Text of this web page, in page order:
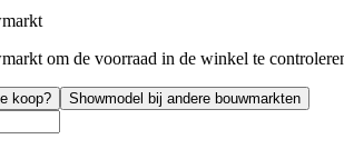
om de voorraad in de winkel te
koop? Showmodel bij andere bouwmarkten